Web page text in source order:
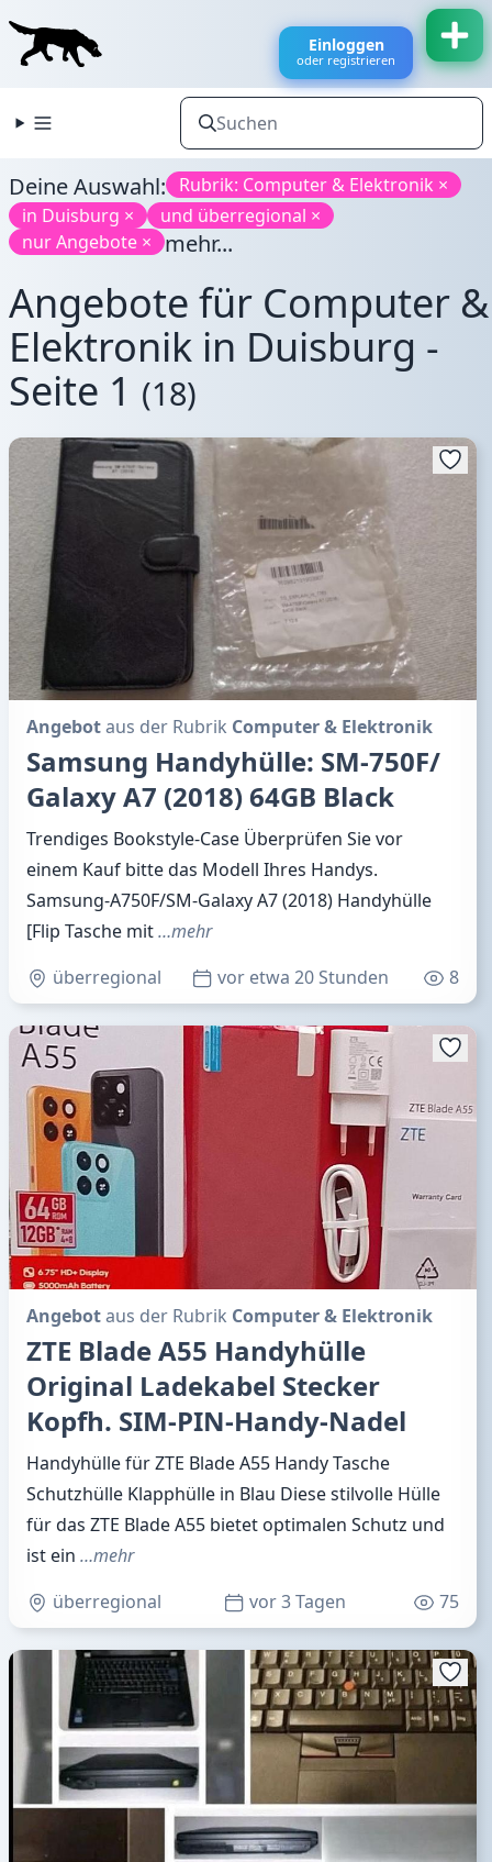
Einloggen
oder registrieren
Deine Auswahl:
Rubrik: Computer & Elektronik ×
in Duisburg ×
und überregional ×
nur Angebote ×
mehr...
Angebote für Computer &
Elektronik in Duisburg -
Seite 1 (18)
Angebotaus der Rubrik Computer & Elektronik
Samsung Handyhülle: SM-750F/
Galaxy A7 (2018) 64GB Black
Trendiges Bookstyle-Case Überprüfen Sie vor
einem Kauf bitte das Modell Ihres Handys.
Samsung-A750F/SM-Galaxy A7 (2018) Handyhülle
[Flip Tasche mit…mehr
überregional
vor etwa 20 Stunden 8
Angebotaus der Rubrik Computer & Elektronik
ZTE Blade A55 Handyhülle
Original Ladekabel Stecker
Kopfh. SIM-PIN-Handy-Nadel
Handyhülle für ZTE Blade A55 Handy Tasche
Schutzhülle Klapphülle in Blau Diese stilvolle Hülle
für das ZTE Blade A55 bietet optimalen Schutz und
ist ein …mehr
überregional
vor 3 Tagen 75